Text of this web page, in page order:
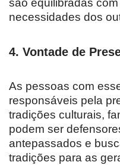
são equilibradas
necessidades dos
4. Vontade de
As pessoas com
responsáveis pela
tradições culturais,
podem ser
antepassados e
tradições para as